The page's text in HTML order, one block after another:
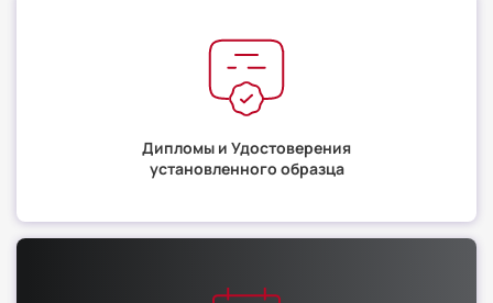
Дипломы и Удостоверения
установленного образца